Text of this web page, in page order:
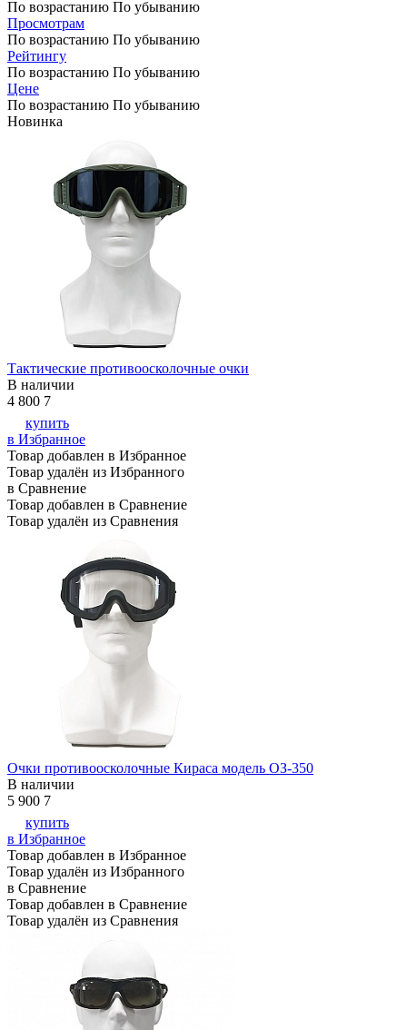
По возрастанию По убыванию
Просмотрам
По возрастанию По убыванию
Рейтингу
По возрастанию По убыванию
Цене
По возрастанию По убыванию
Новинка
Тактические противоосколочные очки
В наличии
4 800 7
купить
в Избранное
Товар добавлен в Избранное
Товар удалён из Избранного
в Сравнение
Товар добавлен в Сравнение
Товар удалён из Сравнения
Очки противоосколочные Кираса модель ОЗ-350
В наличии
5 900 7
купить
в Избранное
Товар добавлен в Избранное
Товар удалён из Избранного
в Сравнение
Товар добавлен в Сравнение
Товар удалён из Сравнения